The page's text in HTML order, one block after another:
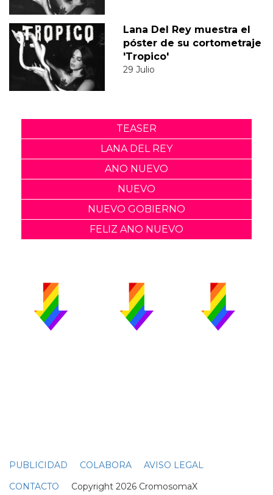
Lana Del Rey muestra el
póster de su cortometraje
'Tropico'
29 Julio
TEASER
LANA DEL REY
ANO NUEVO
NUEVO
NUEVO GOBIERNO
FELIZ ANO NUEVO
PUBLICIDAD COLABORA
AVISO LEGAL
CONTACTO Copyright 2026 CromosomaX